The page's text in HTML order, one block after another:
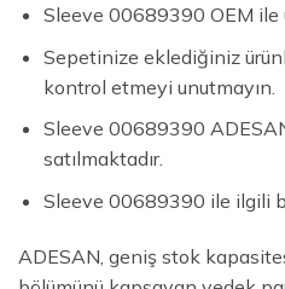
Sleeve 00689390 OEM ile
Sepetinize eklediğiniz
kontrol etmeyi unutmayın.
Sleeve 00689390
satılmaktadır.
Sleeve 00689390 ile ilgili
ADESAN, geniş stok